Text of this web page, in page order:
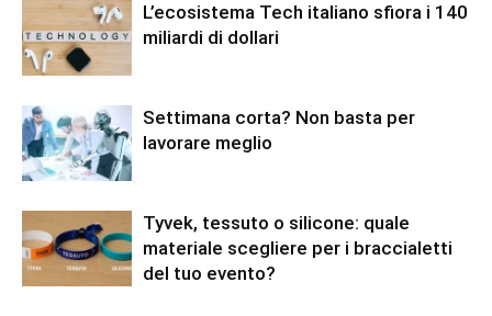
L’ecosistema Tech italiano sfiora i 140
miliardi di dollari
Settimana corta? Non basta per
lavorare meglio
Tyvek, tessuto o silicone: quale
materiale scegliere per i braccialetti
del tuo evento?